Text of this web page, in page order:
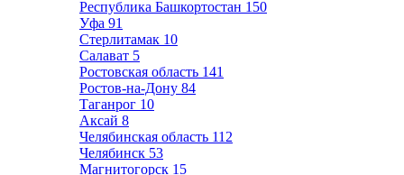
Республика Башкортостан 150
Уфа 91
Стерлитамак 10
Салават 5
Ростовская область 141
Ростов-на-Дону 84
Таганрог 10
Аксай 8
Челябинская область 112
Челябинск 53
Магнитогорск 15